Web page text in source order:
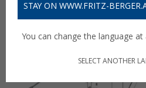
STAY ON WWW.FRITZ-
You can change the language
SELECT ANOTHER